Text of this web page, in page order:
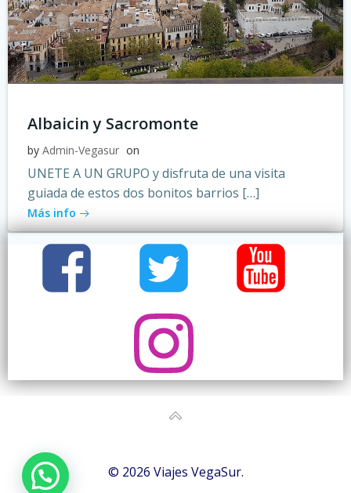
Albaicin y Sacromonte
by Admin-Vegasur on
UNETE A UN GRUPO y disfruta de una visita
guiada de estos dos bonitos barrios […]
Más info
© 2026 Viajes VegaSur.